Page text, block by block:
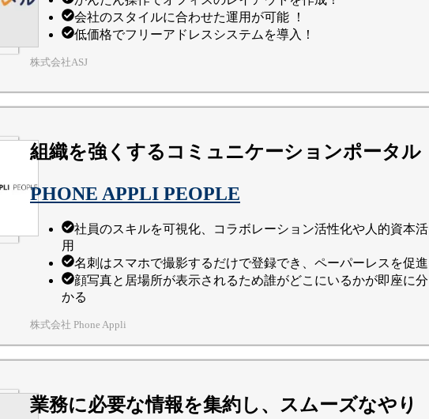
会社のスタイルに合わせた運用が可能 ！
低価格でフリーアドレスシステムを導入！
株式会社ASJ
組織を強くするコミュニケーションポータル
PHONE APPLI PEOPLE
社員のスキルを可視化、コラボレーション活性化や人的資本活
用
名刺はスマホで撮影するだけで登録でき、ペーパーレスを促進
顔写真と居場所が表示されるため誰がどこにいるかが即座に分
かる
株式会社 Phone Appli
業務に必要な情報を集約し、スムーズなやり